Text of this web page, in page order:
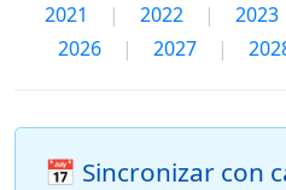
2021 | 2022 | 2023
2026
| 2027 |
📅 Sincronizar con